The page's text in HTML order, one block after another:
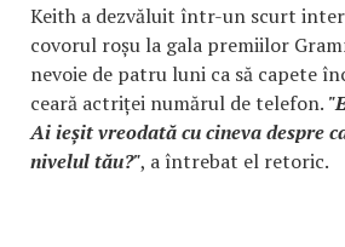
Keith a dezvăluit într-un scurt
covorul roșu la gala premiilor
nevoie de patru luni ca să capete
ceară actriței numărul de telefon.
Ai ieșit vreodată cu cineva despre
nivelul tău?", a întrebat el retoric.